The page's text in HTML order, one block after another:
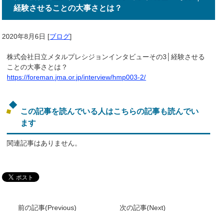
経験させることの大事さとは？
2020年8月6日 [ブログ]
株式会社日立メタルプレシジョンインタビューその3│経験させる
ことの大事さとは？
https://foreman.jma.or.jp/interview/hmp003-2/
この記事を読んでいる人はこちらの記事も読んでい
ます
関連記事はありません。
前の記事(Previous) 次の記事(Next)